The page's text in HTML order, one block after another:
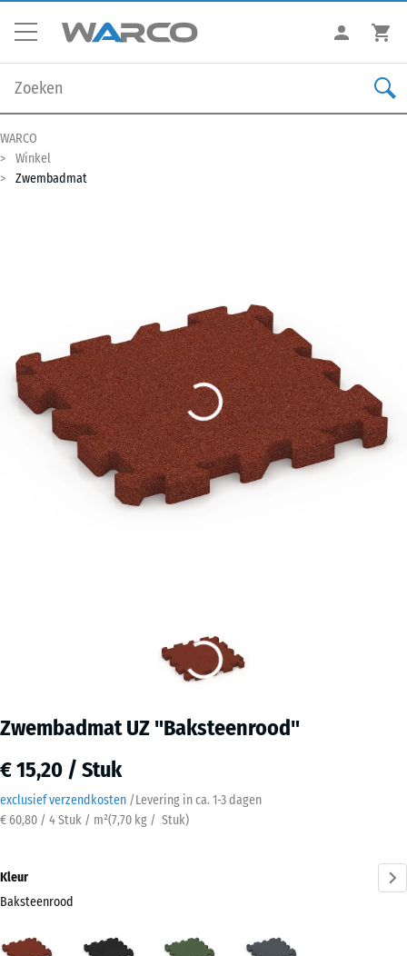
WARCO
Winkel
Zwembadmat
Zwembadmat UZ "Baksteenrood"
€ 15,20 / Stuk
exclusief verzendkosten /Levering in ca. 1-3 dagen
€ 60,80 / 4 Stuk / m²(7,70 kg / Stuk)
Kleur
Baksteenrood
Baksteenrood
Grasgroen